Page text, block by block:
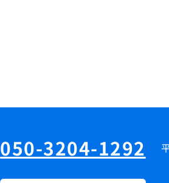
050-3204-1292